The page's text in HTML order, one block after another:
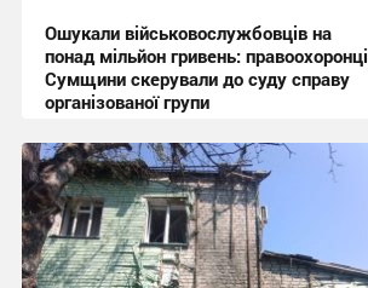
Ошукали військовослужбовців на
понад мільйон гривень: правоохоронці
Сумщини скерували до суду справу
організованої групи
12:47 вчора